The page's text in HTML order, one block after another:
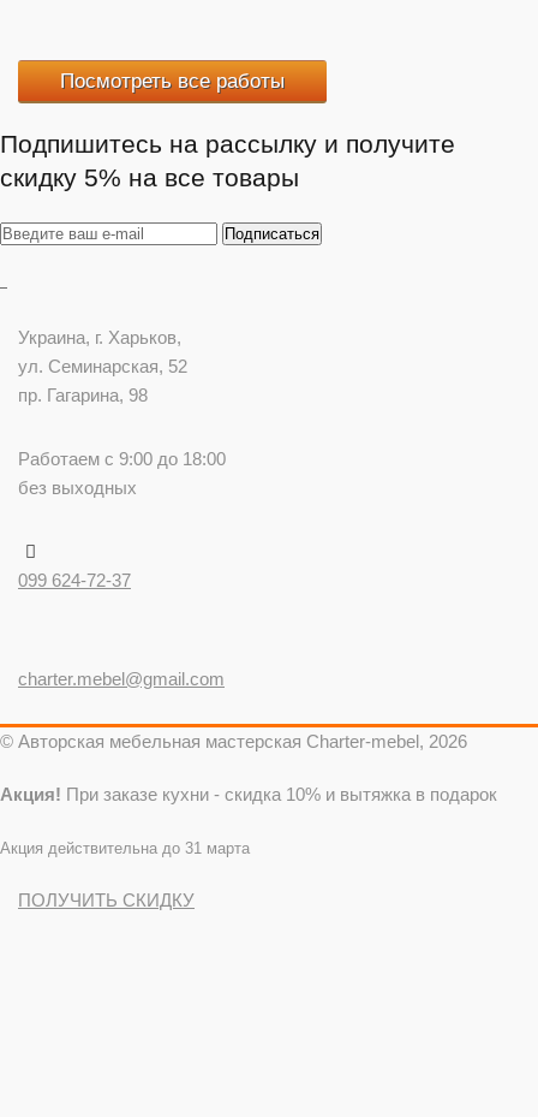
Посмотреть все работы
Подпишитесь на рассылку и получите
скидку 5% на все товары
Украина, г. Харьков,
ул. Семинарская, 52
пр. Гагарина, 98
Работаем с 9:00 до 18:00
без выходных
099 624-72-37
charter.mebel@gmail.com
© Авторская мебельная мастерская Charter-mebel, 2026
Акция! При заказе кухни - скидка 10% и вытяжка в подарок
Акция действительна до 31 марта
ПОЛУЧИТЬ СКИДКУ